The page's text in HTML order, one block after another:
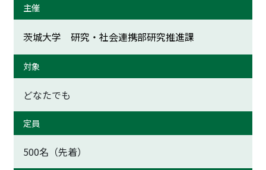
主催
茨城大学 研究・社会連携部研究推進課
対象
どなたでも
定員
500名（先着）